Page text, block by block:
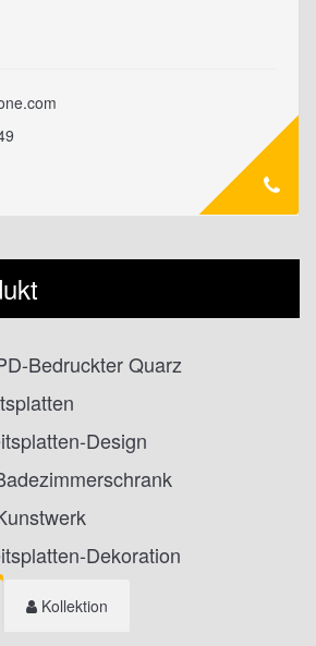
Bedruckter Quarz
Design
Dekoration
Kollektion